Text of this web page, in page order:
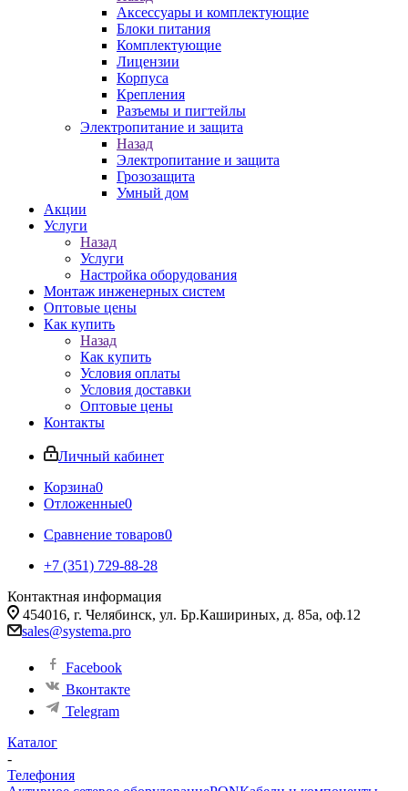
Аксессуары и комплектующие
Блоки питания
Комплектующие
Лицензии
Корпуса
Крепления
Разъемы и пигтейлы
Электропитание и защита
Назад
Электропитание и защита
Грозозащита
Умный дом
Акции
Услуги
Назад
Услуги
Настройка оборудования
Монтаж инженерных систем
Оптовые цены
Как купить
Назад
Как купить
Условия оплаты
Условия доставки
Оптовые цены
Контакты
Личный кабинет
Корзина0
Отложенные0
Сравнение товаров0
+7 (351) 729-88-28
Контактная информация
454016, г. Челябинск, ул. Бр.Кашириных, д. 85а, оф.12
sales@systema.pro
Facebook
Вконтакте
Telegram
Каталог
-
Телефония